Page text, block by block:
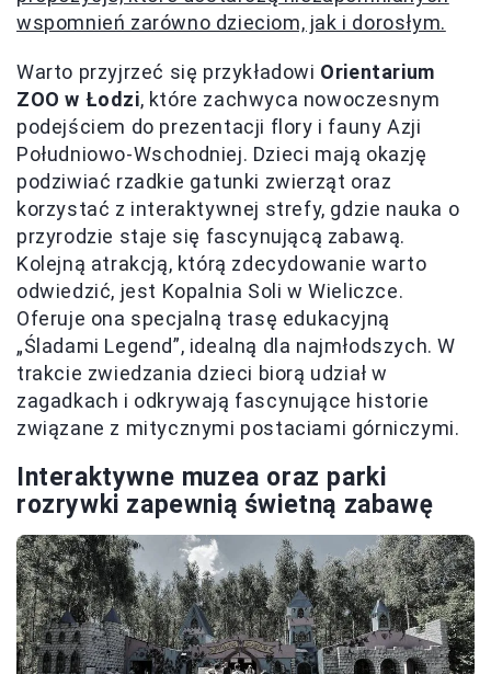
wspomnień zarówno dzieciom, jak i dorosłym.
Warto przyjrzeć się przykładowi Orientarium
ZOO w Łodzi, które zachwyca nowoczesnym
podejściem do prezentacji flory i fauny Azji
Południowo-Wschodniej. Dzieci mają okazję
podziwiać rzadkie gatunki zwierząt oraz
korzystać z interaktywnej strefy, gdzie nauka o
przyrodzie staje się fascynującą zabawą.
Kolejną atrakcją, którą zdecydowanie warto
odwiedzić, jest Kopalnia Soli w Wieliczce.
Oferuje ona specjalną trasę edukacyjną
„Śladami Legend”, idealną dla najmłodszych. W
trakcie zwiedzania dzieci biorą udział w
zagadkach i odkrywają fascynujące historie
związane z mitycznymi postaciami górniczymi.
Interaktywne muzea oraz parki
rozrywki zapewnią świetną zabawę